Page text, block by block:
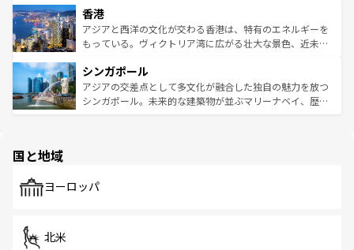
とつ。フォーやバインミー、ベトナムコーヒーなどは、ぜ
ひ現地で味わいたい。どの地域を訪れてもあたたかい人々
が旅行者を迎えてくれるので、きっと忘れられない旅にな
参照してほしい。
の活気が交差している。北部ではチェンマイなどの山岳地
帯で自然と触れ合い、南部ではプーケットやクラビの美し
いビーチでリゾート気分を楽しむことができる。タイ料理
激する。気候は一年中温暖で、どの季節にも異なる楽しみ
が待っている。親しみやすいタイの人々、仏教を中心とし
た文化、そして多様な観光資源が、訪れる旅人を魅了し続
香港
アジアと西洋の文化が交わる香港は、特有のエネルギーを
もっている。ヴィクトリア湾に広がる壮大な景色、近未来
み、どこを訪れても感動するはず。観光スポットが密集し
ており、効率よく見どころを回れるのも魅力。息をのむよ
うな絶景から文化的な体験まで、香港を存分に楽しみ尽く
シンガポール
アジアの交差点として多文化が融合した独自の魅力を放つ
シンガポール。未来的な建築物が並ぶマリーナベイ、歴史
で、ホーカーズは地元の風情を楽しめる外せないスポット
国と地域
ヨーロッパ
北米